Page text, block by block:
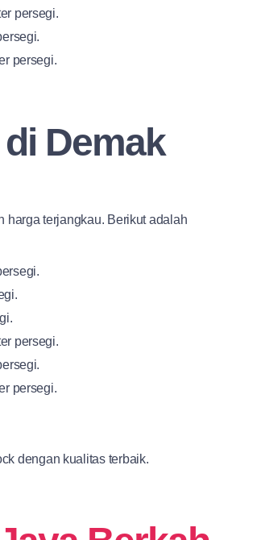
persegi.
persegi.
Demak
harga terjangkau. Berikut adalah
persegi.
persegi.
dengan kualitas terbaik.